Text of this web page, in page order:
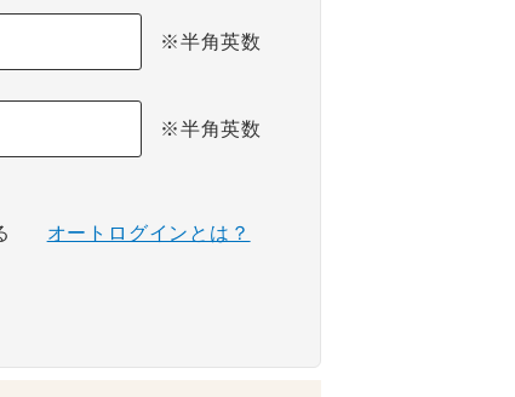
※半角英数
※半角英数
オートログインとは？